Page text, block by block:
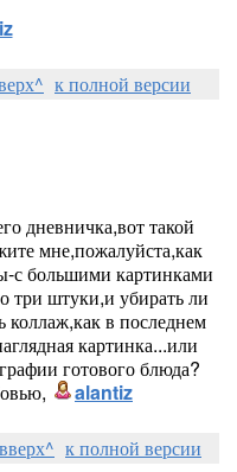
к полной версии
дневничка,вот такой
мне,пожалуйста,как
с большими картинками
три штуки,и убирать ли
коллаж,как в последнем
картинка...или
готового блюда?
alantiz
вверх^ к полной версии